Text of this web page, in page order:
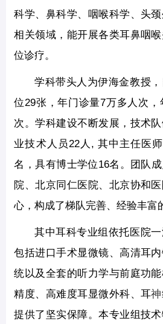
科学、鼻科学、咽喉科学、头
相关领域，能开展各类耳鼻咽
位诊疗。
学科带头人为伊海金教授
位29张，年门诊量7万多人次，
次。学科建设不断发展，技术
业技术人员22人, 其中主任医
名，具有博士学位16名。团队
院、北京同仁医院、北京协和
心，构成了梯队完善、经验丰富
其中耳科专业组依托医院
包括进口手术显微镜、高清耳
统以及全套的听力学与前庭功
精度、高难度耳显微外科、耳
提供了坚实保障。本专业组技